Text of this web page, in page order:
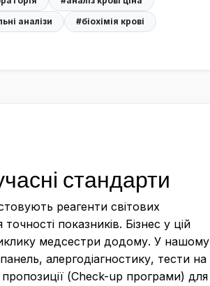
аналізи
#біохімія крові
стандарти
реагенти світових
показників. Бізнес у цій
медсестри додому. У нашому
алергодіагностику, тести на
пропозиції (Check-up програми) для